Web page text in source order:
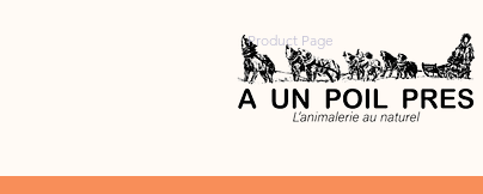
Product Page